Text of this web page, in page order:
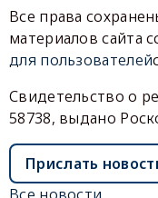
Все права
материалов сайта
для пользователей
Свидетельство о
58738, выдано
Прислать